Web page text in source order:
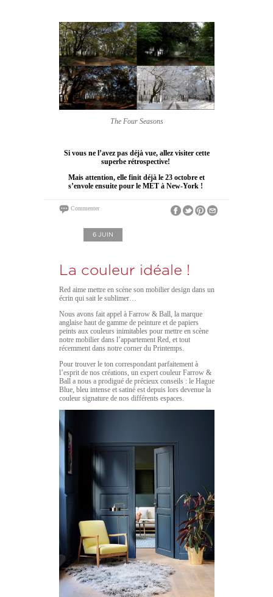
The Four Seasons
Si vous ne l’avez pas déjà vue, allez visiter cette
superbe rétrospective!
Mais attention, elle finit déjà le 23 octobre et
s’envole ensuite pour le MET à New-York !
Commenter
6 JUIN
La couleur idéale !
Red aime mettre en scène son mobilier design dans un
écrin qui sait le sublimer…
Nous avons fait appel à Farrow & Ball, la marque
anglaise haut de gamme de peinture et de papiers
peints aux couleurs inimitables pour mettre en scène
notre mobilier dans l’appartement Red, et tout
récemment dans notre corner du Printemps.
Pour trouver le ton correspondant parfaitement à
l’esprit de nos créations, un expert couleur Farrow &
Ball a nous a prodigué de précieux conseils : le Hague
Blue, bleu intense et satiné est depuis lors devenue la
couleur signature de nos différents espaces.